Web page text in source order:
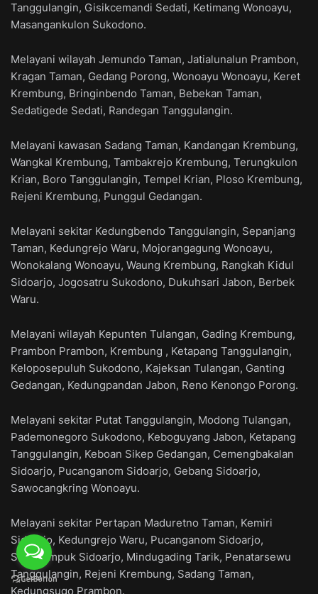
Tanggulangin, Gisikcemandi Sedati, Ketimang Wonoayu,
Masangankulon Sukodono.
Melayani wilayah Jemundo Taman, Jatialunalun Prambon,
Kragan Taman, Gedang Porong, Wonoayu Wonoayu, Keret
Krembung, Bringinbendo Taman, Bebekan Taman,
Sedatigede Sedati, Randegan Tanggulangin.
Melayani kawasan Sadang Taman, Kandangan Krembung,
Wangkal Krembung, Tambakrejo Krembung, Terungkulon
Krian, Boro Tanggulangin, Tempel Krian, Ploso Krembung,
Rejeni Krembung, Punggul Gedangan.
Melayani sekitar Kedungbendo Tanggulangin, Sepanjang
Taman, Kedungrejo Waru, Mojorangagung Wonoayu,
Wonokalang Wonoayu, Waung Krembung, Rangkah Kidul
Sidoarjo, Jogosatru Sukodono, Dukuhsari Jabon, Berbek
Waru.
Melayani wilayah Kepunten Tulangan, Gading Krembung,
Prambon Prambon, Krembung , Ketapang Tanggulangin,
Keloposepuluh Sukodono, Kajeksan Tulangan, Ganting
Gedangan, Kedungpandan Jabon, Reno Kenongo Porong.
Melayani sekitar Putat Tanggulangin, Modong Tulangan,
Pademonegoro Sukodono, Keboguyang Jabon, Ketapang
Tanggulangin, Keboan Sikep Gedangan, Cemengbakalan
Sidoarjo, Pucanganom Sidoarjo, Gebang Sidoarjo,
Sawocangkring Wonoayu.
Melayani sekitar Pertapan Maduretno Taman, Kemiri
Sidoarjo, Kedungrejo Waru, Pucanganom Sidoarjo,
Sidoklumpuk Sidoarjo, Mindugading Tarik, Penatarsewu
Tanggulangin, Rejeni Krembung, Sadang Taman,
Kedungsugo Prambon.